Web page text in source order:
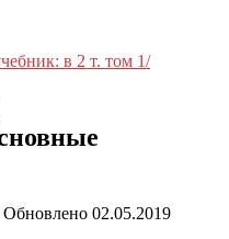
в 2 т. том 1/
Обновлено 02.05.2019